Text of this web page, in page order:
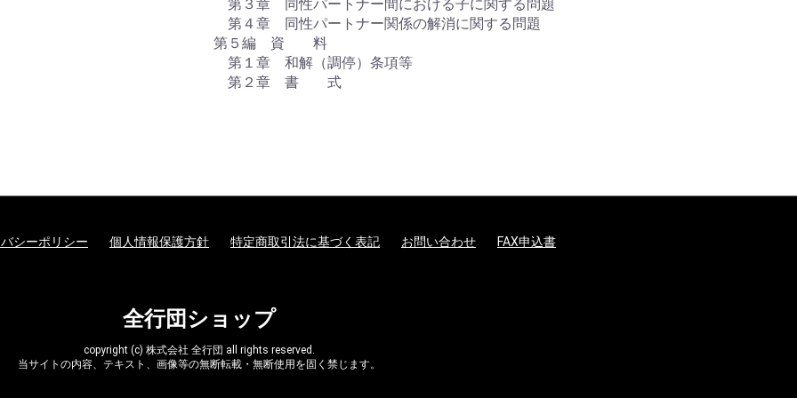
第３章 同性パートナー間における子に関する問題
第４章 同性パートナー関係の解消に関する問題
第５編 資 料
第１章 和解（調停）条項等
第２章 書 式
シーポリシー 個人情報保護方針 特定商取引法に基づく表記 お問い合わせ FAX申込書
全行団ショップ
copyright (c) 株式会社 全行団 all rights reserved.
当サイトの内容、テキスト、画像等の無断転載・無断使用を固く禁じます。